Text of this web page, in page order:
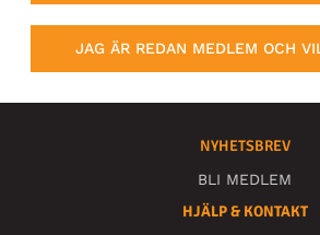
JAG ÄR REDAN MEDLEM OCH
NYHETSBREV
BLI MEDLEM
HJÄLP & KONTAKT